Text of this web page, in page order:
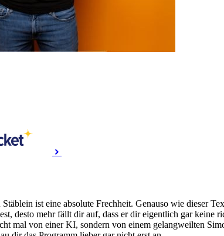
ist eine absolute Frechheit. Genauso wie dieser
desto mehr fällt dir auf, dass er dir eigentlich gar
mal von einer KI, sondern von einem gelangweilten